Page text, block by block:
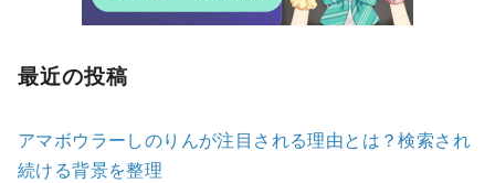
最近の投稿
アマボウラーしのりんが注目される理由とは？検索され
続ける背景を整理